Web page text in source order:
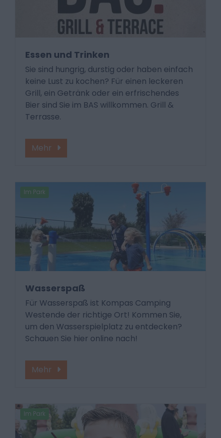
Essen und Trinken
Sie sind hungrig, durstig oder haben einfach
keine Lust zu kochen? Für einen leckeren
Grill, ein Getränk oder ein erfrischendes
Bier sind Sie im BAS willkommen. Grill &
Terrasse.
Mehr
Im Park
Wasserspaß
Für Wasserspaß ist Kompas Camping
Westende der richtige Ort! Kommen Sie,
um den Wasserspielplatz zu entdecken?
Schauen Sie hier online nach!
Mehr
Im Park